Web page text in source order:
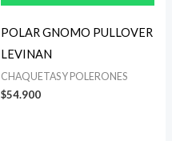
POLAR GNOMO PULLOVER
LEVINAN
CHAQUETAS Y POLERONES
$54.900